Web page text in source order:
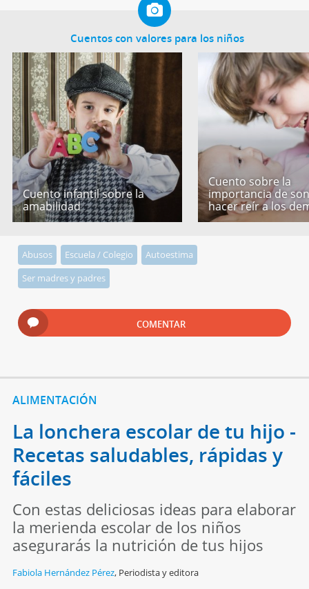
Cuentos con valores para los niños
Cuento infantil sobre la
amabilidad
Cuento sobre la
importancia de
hacer reír a los
Abusos Escuela / Colegio
Autoestima
Ser madres y padres
COMENTAR
ALIMENTACIÓN
La lonchera escolar de tu hijo -
Recetas saludables, rápidas y
fáciles
Con estas deliciosas ideas para elaborar
la merienda escolar de los niños
asegurarás la nutrición de tus hijos
Fabiola Hernández Pérez, Periodista y editora